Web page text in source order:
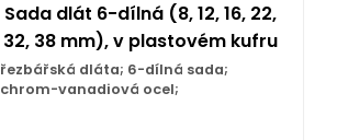
Sada dlát 6-dílná (8, 12, 16, 22,
32, 38 mm), v plastovém kufru
řezbářská dláta; 6-dílná sada;
chrom-vanadiová ocel;